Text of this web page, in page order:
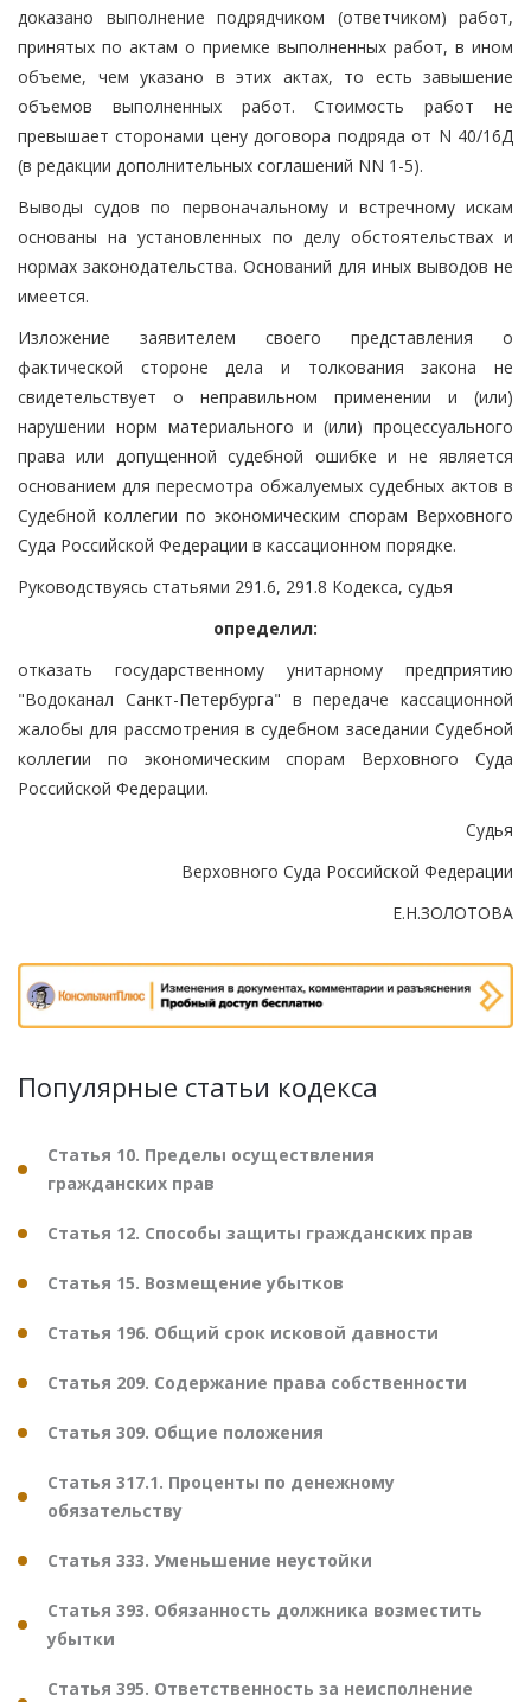
доказано выполнение подрядчиком (ответчиком) работ,
принятых по актам о приемке выполненных работ, в ином
объеме, чем указано в этих актах, то есть завышение
объемов выполненных работ. Стоимость работ не
превышает сторонами цену договора подряда от N 40/16Д
(в редакции дополнительных соглашений NN 1-5).
Выводы судов по первоначальному и встречному искам
основаны на установленных по делу обстоятельствах и
нормах законодательства. Оснований для иных выводов не
имеется.
Изложение заявителем своего представления о
фактической стороне дела и толкования закона не
свидетельствует о неправильном применении и (или)
нарушении норм материального и (или) процессуального
права или допущенной судебной ошибке и не является
основанием для пересмотра обжалуемых судебных актов в
Судебной коллегии по экономическим спорам Верховного
Суда Российской Федерации в кассационном порядке.
Руководствуясь статьями 291.6, 291.8 Кодекса, судья
определил:
отказать государственному унитарному предприятию
"Водоканал Санкт-Петербурга" в передаче кассационной
жалобы для рассмотрения в судебном заседании Судебной
коллегии по экономическим спорам Верховного Суда
Российской Федерации.
Судья
Верховного Суда Российской Федерации
Е.Н.ЗОЛОТОВА
Популярные статьи кодекса
Статья 10. Пределы осуществления
гражданских прав
Статья 12. Способы защиты гражданских прав
Статья 15. Возмещение убытков
Статья 196. Общий срок исковой давности
Статья 209. Содержание права собственности
Статья 309. Общие положения
Статья 317.1. Проценты по денежному
обязательству
Статья 333. Уменьшение неустойки
Статья 393. Обязанность должника возместить
убытки
Статья 395. Ответственность за неисполнение